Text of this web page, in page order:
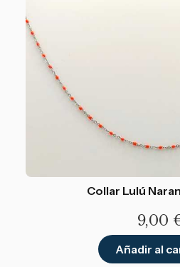
Collar Lulú
9,00
Añadir al